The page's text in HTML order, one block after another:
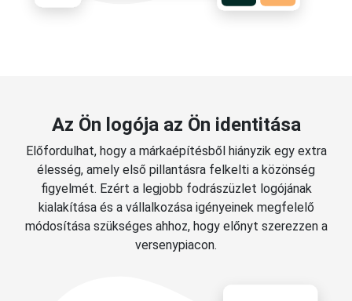
Az Ön logója az Ön identitása
Előfordulhat, hogy a márkaépítésből hiányzik egy extra
élesség, amely első pillantásra felkelti a közönség
figyelmét. Ezért a legjobb fodrászüzlet logójának
kialakítása és a vállalkozása igényeinek megfelelő
módosítása szükséges ahhoz, hogy előnyt szerezzen a
versenypiacon.